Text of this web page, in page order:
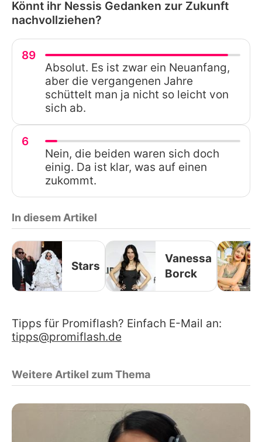
Könnt ihr Nessis Gedanken zur Zukunft
nachvollziehen?
89
Absolut. Es ist zwar ein Neuanfang,
aber die vergangenen Jahre
schüttelt man ja nicht so leicht von
sich ab.
6
Nein, die beiden waren sich doch
einig. Da ist klar, was auf einen
zukommt.
In diesem Artikel
Stars
Vanessa
Borck
Tipps für Promiflash? Einfach E-Mail an:
tipps@promiflash.de
Weitere Artikel zum Thema